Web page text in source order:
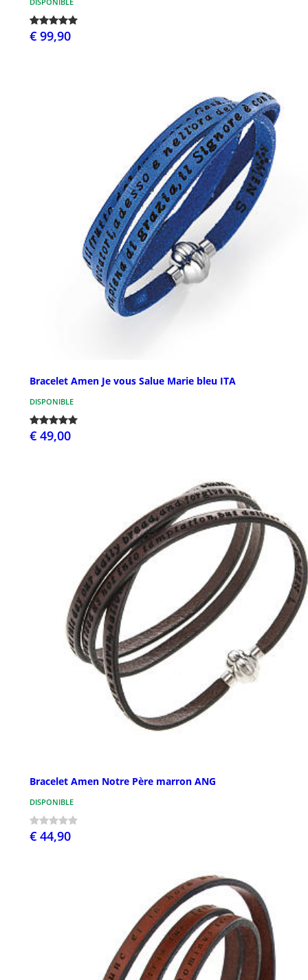
€ 99,90
Bracelet Amen Je vous Salue Marie bleu ITA
DISPONIBLE
€ 49,00
Bracelet Amen Notre Père marron ANG
DISPONIBLE
€ 44,90